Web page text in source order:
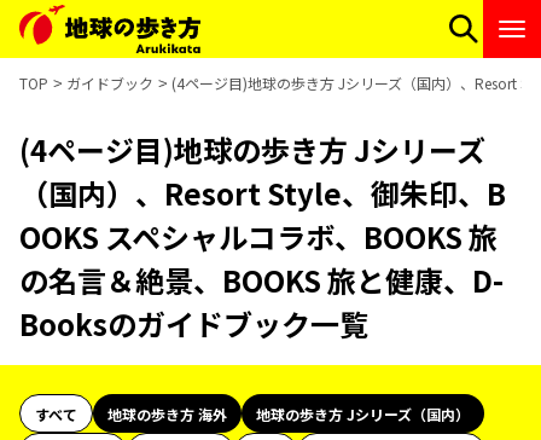
TOP ガイドブック (4ページ目)地球の歩き方 Jシリーズ（国内）、Resort
(4ページ目)地球の歩き方 Jシリーズ
（国内）、Resort Style、御朱印、B
OOKS スペシャルコラボ、BOOKS 旅
の名言＆絶景、BOOKS 旅と健康、D-
Booksのガイドブック一覧
すべて 地球の歩き方 海外
地球の歩き方 Jシリーズ（国内）